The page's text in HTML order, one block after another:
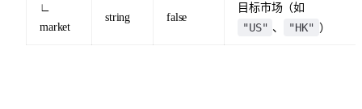
∟
market
string false
目标市场（如
"US" 、 "HK" ）